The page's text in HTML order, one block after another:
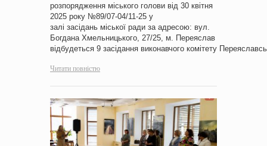
розпорядження міського голови від 30 квітня
2025 року №89/07-04/11-25 у
залі засідань міської ради за адресою: вул.
Богдана Хмельницького, 27/25, м. Переяслав
відбудеться 9 засідання виконавчого комітету
Читати повністю